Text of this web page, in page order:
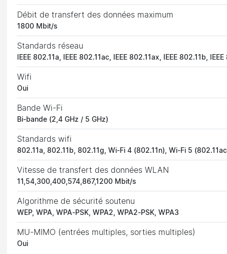
Débit de transfert des données maximum
1800 Mbit/s
Standards réseau
IEEE 802.11a, IEEE 802.11ac, IEEE 802.11ax, IEEE 802.11b,
Wifi
Oui
Bande Wi-Fi
Bi-bande (2,4 GHz / 5 GHz)
Standards wifi
802.11a, 802.11b, 802.11g, Wi-Fi 4 (802.11n), Wi-Fi 5
Vitesse de transfert des données WLAN
11,54,300,400,574,867,1200 Mbit/s
Algorithme de sécurité soutenu
WEP, WPA, WPA-PSK, WPA2, WPA2-PSK, WPA3
MU-MIMO (entrées multiples, sorties multiples)
Oui